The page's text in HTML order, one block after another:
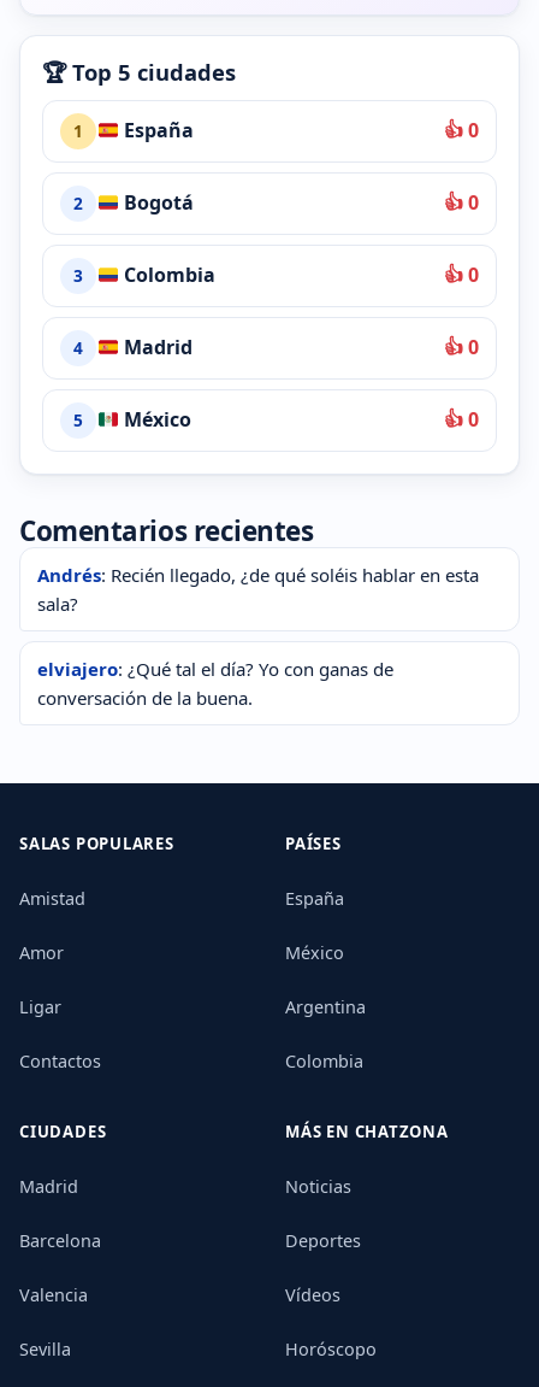
🏆 Top 5 ciudades
1 España 👍 0
2 Bogotá 👍 0
3 Colombia 👍 0
4 Madrid 👍 0
5 México 👍 0
Comentarios recientes
Andrés: Recién llegado, ¿de qué soléis hablar en esta
sala?
elviajero: ¿Qué tal el día? Yo con ganas de
conversación de la buena.
SALAS POPULARES
Amistad
Amor
Ligar
Contactos
PAÍSES
España
México
Argentina
Colombia
CIUDADES
Madrid
Barcelona
Valencia
Sevilla
MÁS EN CHATZONA
Noticias
Deportes
Vídeos
Horóscopo